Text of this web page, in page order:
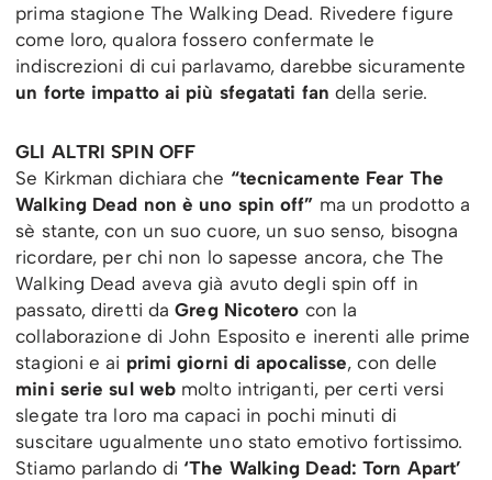
prima stagione The Walking Dead. Rivedere figure
come loro, qualora fossero confermate le
indiscrezioni di cui parlavamo, darebbe sicuramente
un forte impatto ai più sfegatati fan della serie.
GLI ALTRI SPIN OFF
Se Kirkman dichiara che “tecnicamente Fear The
Walking Dead non è uno spin off” ma un prodotto a
sè stante, con un suo cuore, un suo senso, bisogna
ricordare, per chi non lo sapesse ancora, che The
Walking Dead aveva già avuto degli spin off in
passato, diretti daGreg Nicotero con la
collaborazione di John Esposito e inerenti alle prime
stagioni e ai primi giorni di apocalisse, con delle
mini serie sul web molto intriganti, per certi versi
slegate tra loro ma capaci in pochi minuti di
suscitare ugualmente uno stato emotivo fortissimo.
Stiamo parlando di ‘The Walking Dead: Torn Apart’